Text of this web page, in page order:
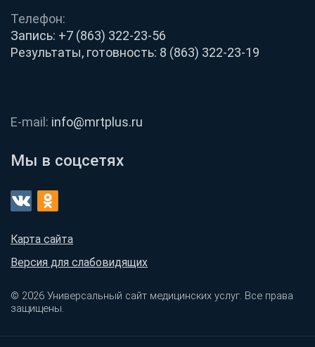
Телефон:
Запись: +7 (863) 322-23-56
Результаты, готовность: 8 (863) 322-23-19
E-mail: info@mrtplus.ru
Мы в соцсетях
Карта сайта
Версия для слабовидящих
© 2026 Универсальный сайт медицинских услуг. Все права
защищены.